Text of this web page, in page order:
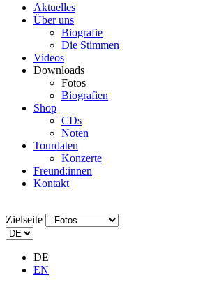
Aktuelles
Über uns
Biografie
Die Stimmen
Videos
Downloads
Fotos
Biografien
Shop
CDs
Noten
Tourdaten
Konzerte
Freund:innen
Kontakt
Zielseite
DE
EN